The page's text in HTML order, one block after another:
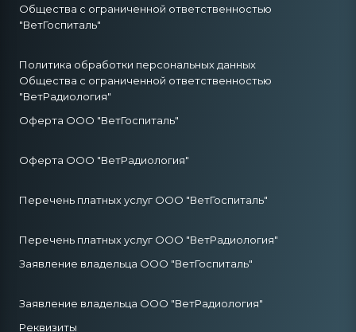
Общества с ограниченной ответственностью
"ВетГоспиталь"
Политика обработки персональных данных
Общества с ограниченной ответственностью
"ВетРадиология"
Оферта ООО "ВетГоспиталь"
Оферта ООО "ВетРадиология"
Перечень платных услуг ООО "ВетГоспиталь"
Перечень платных услуг ООО "ВетРадиология"
Заявление владельца ООО "ВетГоспиталь"
Заявление владельца ООО "ВетРадиология"
Реквизиты